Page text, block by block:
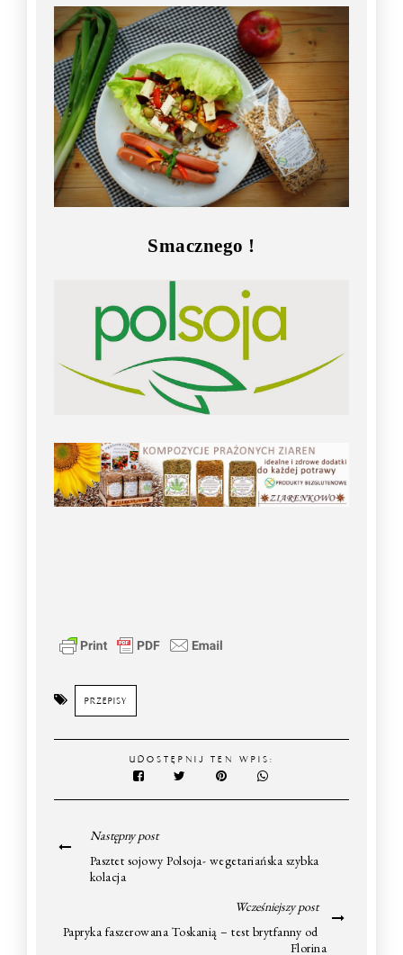
Smacznego !
PRZEPISY
UDOSTĘPNIJ TEN WPIS:
Następny post
Pasztet sojowy Polsoja- wegetariańska szybka
kolacja
Wcześniejszy post
Papryka faszerowana Toskanią – test brytfanny od
Florina